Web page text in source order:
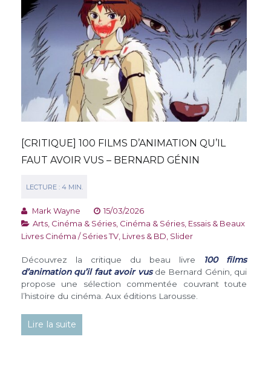
[CRITIQUE] 100 FILMS D’ANIMATION QU’IL
FAUT AVOIR VUS – BERNARD GÉNIN
Mark Wayne
15/03/2026
Arts, Cinéma & Séries Cinéma & Séries Essais & Beaux
Livres Cinéma / Séries TV Livres & BD Slider
Découvrez la critique du beau livre
100 films
d’animation qu’il faut avoir vusde Bernard Génin, qui
propose une sélection commentée couvrant toute
l’histoire du cinéma. Aux éditions Larousse.
Lire la suite